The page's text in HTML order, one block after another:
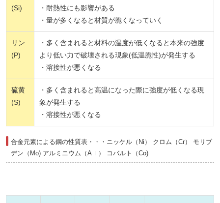
(Si)
・耐熱性にも影響がある
・量が多くなると材質が脆くなっていく
リン
(P)
・多く含まれると材料の温度が低くなると本来の強度
より低い力で破壊される現象(低温脆性)が発生する
・溶接性が悪くなる
硫黄
(S)
・多く含まれると高温になった際に強度が低くなる現
象が発生する
・溶接性が悪くなる
合金元素による鋼の性質表・・・ニッケル（Ni） クロム（Cr） モリブ
デン（Mo) アルミニウム（Aｌ） コバルト（Co)